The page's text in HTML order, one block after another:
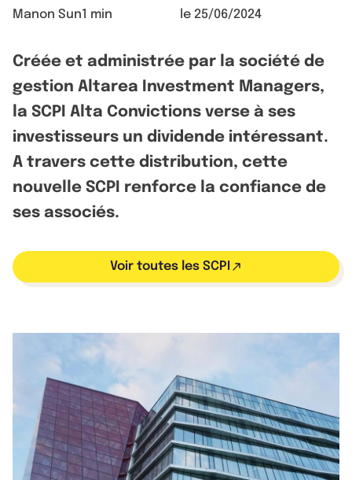
Manon Sun1 min le 25/06/2024
Créée et administrée par la société de
gestion Altarea Investment Managers,
la SCPI Alta Convictions verse à ses
investisseurs un dividende intéressant.
A travers cette distribution, cette
nouvelle SCPI renforce la confiance de
ses associés.
Voir toutes les SCPI